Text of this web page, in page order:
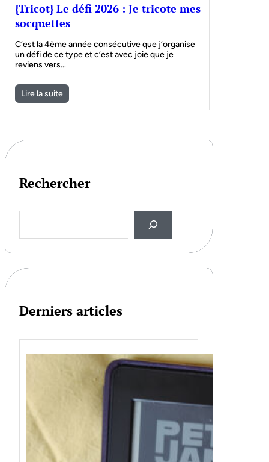
{Tricot} Le défi 2026 : Je tricote mes
socquettes
C’est la 4ème année consécutive que j’organise
un défi de ce type et c’est avec joie que je
reviens vers…
Lire la suite
Rechercher
a
h
Derniers articles